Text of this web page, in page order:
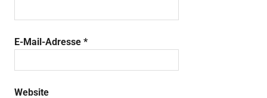
E-Mail-Adresse *
Website